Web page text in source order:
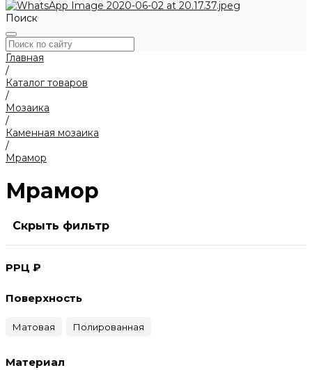
Поиск
Главная
/
Каталог товаров
/
Мозаика
/
Каменная мозаика
/
Мрамор
Мрамор
Скрыть фильтр
РРЦ ₽
Поверхность
Матовая Полированная
Материал